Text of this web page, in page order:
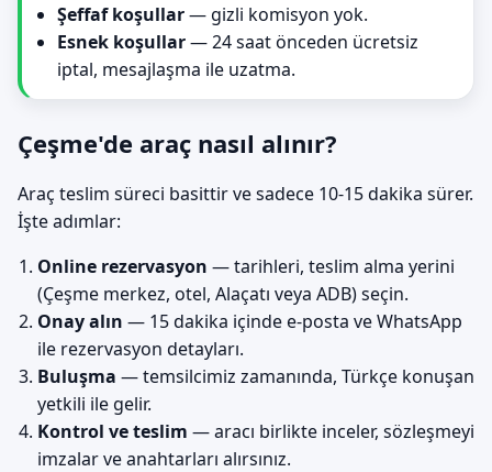
Şeffaf koşullar— gizli komisyon yok.
Esnek koşullar— 24 saat önceden ücretsiz
iptal, mesajlaşma ile uzatma.
Çeşme'de araç nasıl alınır?
Araç teslim süreci basittir ve sadece 10-15 dakika sürer.
İşte adımlar:
Online rezervasyon — tarihleri, teslim alma yerini
(Çeşme merkez, otel, Alaçatı veya ADB) seçin.
Onay alın — 15 dakika içinde e-posta ve WhatsApp
ile rezervasyon detayları.
Buluşma — temsilcimiz zamanında, Türkçe konuşan
yetkili ile gelir.
Kontrol ve teslim — aracı birlikte inceler, sözleşmeyi
imzalar ve anahtarları alırsınız.